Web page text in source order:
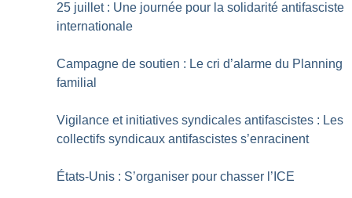
25 juillet : Une journée pour la solidarité antifasciste
internationale
Campagne de soutien : Le cri d’alarme du Planning
familial
Vigilance et initiatives syndicales antifascistes : Les
collectifs syndicaux antifascistes s’enracinent
États-Unis : S’organiser pour chasser l’ICE